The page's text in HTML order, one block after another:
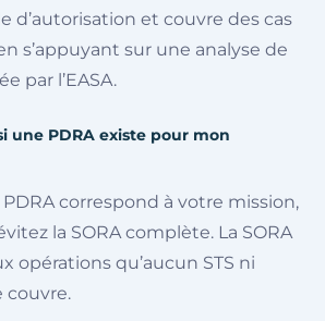
d’autorisation et couvre des cas
s’appuyant sur une analyse de
par l’EASA.
une PDRA existe pour mon
PDRA correspond à votre mission,
la SORA complète. La SORA
opérations qu’aucun STS ni
couvre.